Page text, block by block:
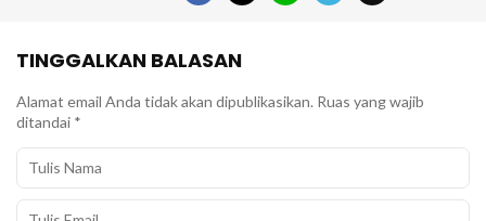
TINGGALKAN BALASAN
Alamat email Anda tidak akan dipublikasikan. Ruas yang wajib
ditandai *